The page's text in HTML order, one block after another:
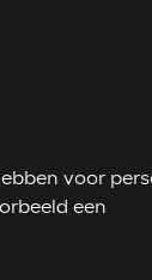
voor
een